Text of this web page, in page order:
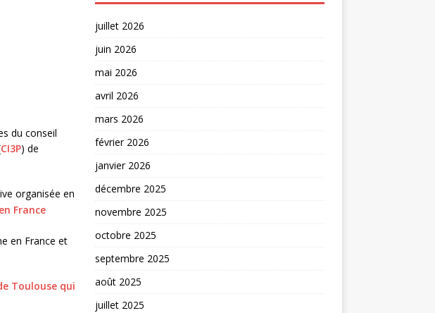
du conseil
CI3P) de
organisée en
France
en France et
Toulouse qui
juillet 2026
juin 2026
mai 2026
avril 2026
mars 2026
février 2026
janvier 2026
décembre 2025
novembre 2025
octobre 2025
septembre 2025
août 2025
juillet 2025